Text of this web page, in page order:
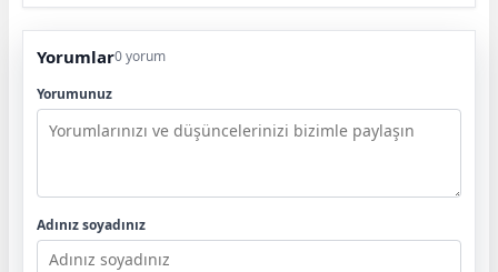
Yorumlar0 yorum
Yorumunuz
Adınız soyadınız